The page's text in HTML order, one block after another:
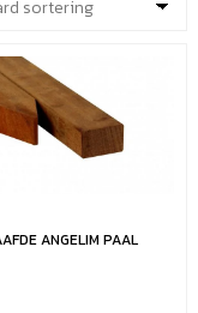
ANGELIM PAAL